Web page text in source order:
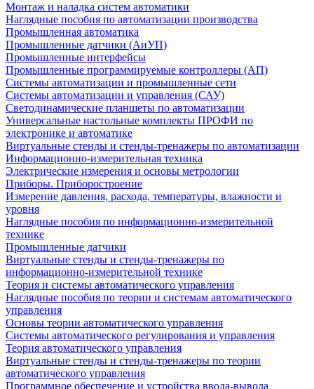
Монтаж и наладка систем автоматики
Наглядные пособия по автоматизации производства
Промышленная автоматика
Промышленные датчики (АиУП)
Промышленные интерфейсы
Промышленные программируемые контроллеры (АП)
Системы автоматизации и промышленные сети
Системы автоматизации и управления (САУ)
Светодинамические планшеты по автоматизации
Универсальные настольные комплекты ПРОФИ по
электронике и автоматике
Виртуальные стенды и стенды-тренажеры по автоматизации
Информационно-измерительная техника
Электрические измерения и основы метрологии
Приборы. Приборостроение
Измерение давления, расхода, температуры, влажности и
уровня
Наглядные пособия по информационно-измерительной
технике
Промышленные датчики
Виртуальные стенды и стенды-тренажеры по
информационно-измерительной технике
Теория и системы автоматического управления
Наглядные пособия по теории и системам автоматического
управления
Основы теории автоматического управления
Системы автоматического регулирования и управления
Теория автоматического управления
Виртуальные стенды и стенды-тренажеры по теории
автоматического управления
Программное обеспечение и устройства ввода-вывода